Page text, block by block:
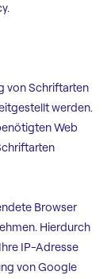
von Schriftarten
werden.
Web
Browser
Hierdurch
IP-Adresse
von Google